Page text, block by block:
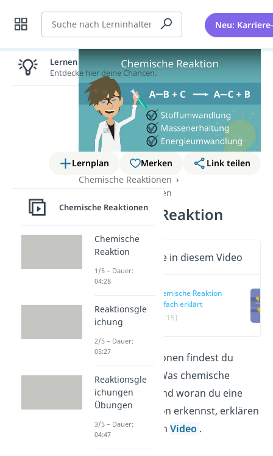
Suche Neu:
Lernplan Merken
Link teilen
Chemische Reaktionen
Chemische Reaktionen
Chemische Reaktion
Wichtige Inhalte in diesem Video
Chemische Reaktion
einfach erklärt
(00:15)
Chemische Reaktionen findest du
überall im Alltag. Was chemische
Reaktionen sind und woran du eine
chemische Reaktion erkennst, erklären
wir dir hier oder imVideo .
Lernen lohnt sich!
Entdecke hier deine Chancen.
Chemische Reaktionen
Chemische
Reaktion
1/5 – Dauer:
04:28
Reaktionsgle
ichung
2/5 – Dauer:
05:27
Reaktionsgle
ichungen
Übungen
3/5 – Dauer:
04:47